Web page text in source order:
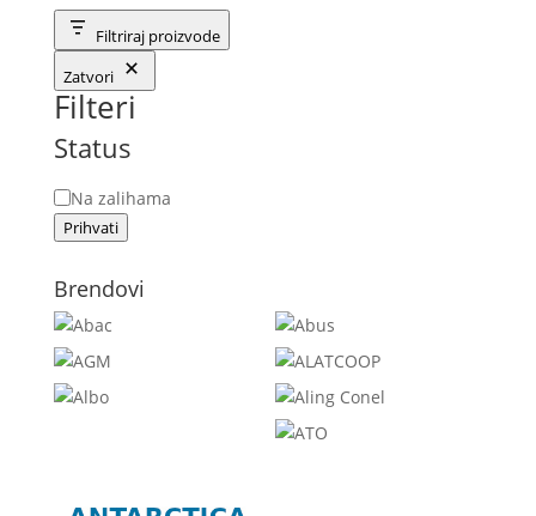
Filtriraj proizvode
Zatvori
Filteri
Status
Status
Na zalihama
Prihvati
Brendovi